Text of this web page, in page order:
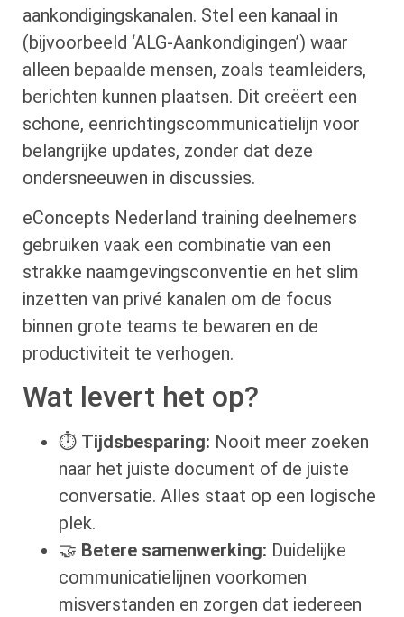
aankondigingskanalen. Stel een kanaal in
(bijvoorbeeld ‘ALG-Aankondigingen’) waar
alleen bepaalde mensen, zoals teamleiders,
berichten kunnen plaatsen. Dit creëert een
schone, eenrichtingscommunicatielijn voor
belangrijke updates, zonder dat deze
ondersneeuwen in discussies.
eConcepts Nederland training deelnemers
gebruiken vaak een combinatie van een
strakke naamgevingsconventie en het slim
inzetten van privé kanalen om de focus
binnen grote teams te bewaren en de
productiviteit te verhogen.
Wat levert het op?
⏱️ Tijdsbesparing: Nooit meer zoeken
naar het juiste document of de juiste
conversatie. Alles staat op een logische
plek.
🤝 Betere samenwerking: Duidelijke
communicatielijnen voorkomen
misverstanden en zorgen dat iedereen